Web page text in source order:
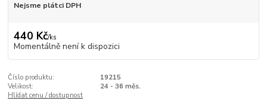
Nejsme plátci DPH
440 Kč/ks
Momentálně není k dispozici
Číslo produktu:
19215
Velikost:
24 - 36 měs.
Hlídat cenu / dostupnost